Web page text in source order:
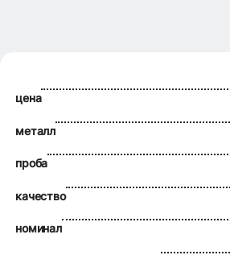
цена
металл
проба
качество
номинал